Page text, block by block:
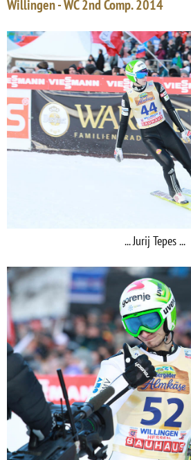
Willingen - WC 2nd Comp. 2014
... Jurij Tepes ...